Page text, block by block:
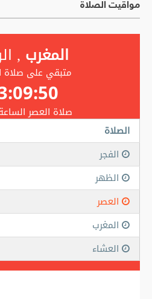
مواقيت الصلاة